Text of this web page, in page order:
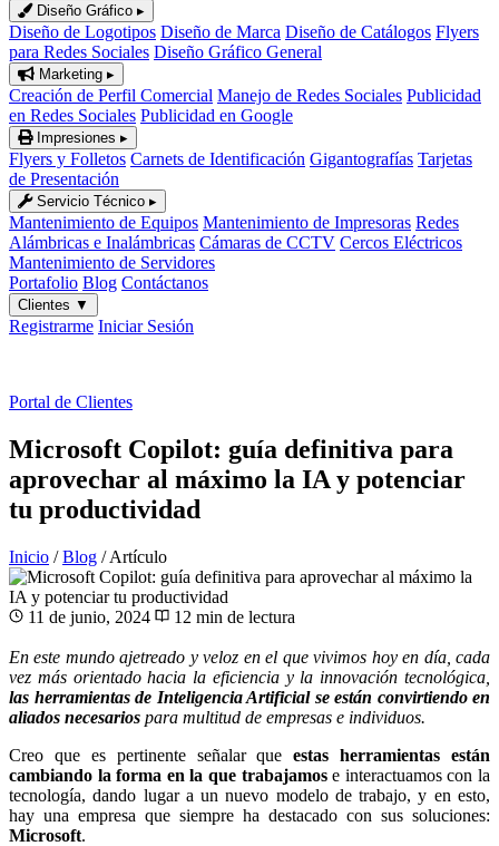
Diseño Gráfico ▸
Diseño de Logotipos Diseño de Marca Diseño de Catálogos Flyers
para Redes Sociales Diseño Gráfico General
Marketing ▸
Creación de Perfil Comercial Manejo de Redes Sociales Publicidad
en Redes Sociales Publicidad en Google
Impresiones ▸
Flyers y Folletos Carnets de Identificación Gigantografías Tarjetas
de Presentación
Servicio Técnico ▸
Mantenimiento de Equipos Mantenimiento de Impresoras Redes
Alámbricas e Inalámbricas Cámaras de CCTV Cercos Eléctricos
Mantenimiento de Servidores
Portafolio Blog Contáctanos
Clientes ▼
Registrarme Iniciar Sesión
Portal de Clientes
Microsoft Copilot: guía definitiva para
aprovechar al máximo la IA y potenciar
tu productividad
Inicio / Blog /Artículo
11 de junio, 2024 12 min de lectura
En este mundo ajetreado y veloz en el que vivimos hoy en día, cada
vez más orientado hacia la eficiencia y la innovación tecnológica,
las herramientas de Inteligencia Artificial se están convirtiendo en
aliados necesarios para multitud de empresas e individuos.
Creo que es pertinente señalar queestas herramientas están
cambiando la forma en la que trabajamose interactuamos con la
tecnología, dando lugar a un nuevo modelo de trabajo, y en esto,
hay una empresa que siempre ha destacado con sus soluciones:
Microsoft.